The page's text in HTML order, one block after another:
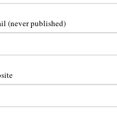
(never published)